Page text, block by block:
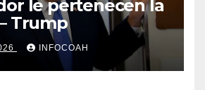
le pertenecen la
Trump
INFOCOAH